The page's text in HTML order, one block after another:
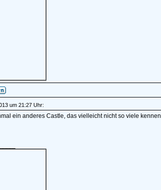
um 21:27 Uhr:
ein anderes Castle, das vielleicht nicht so viele